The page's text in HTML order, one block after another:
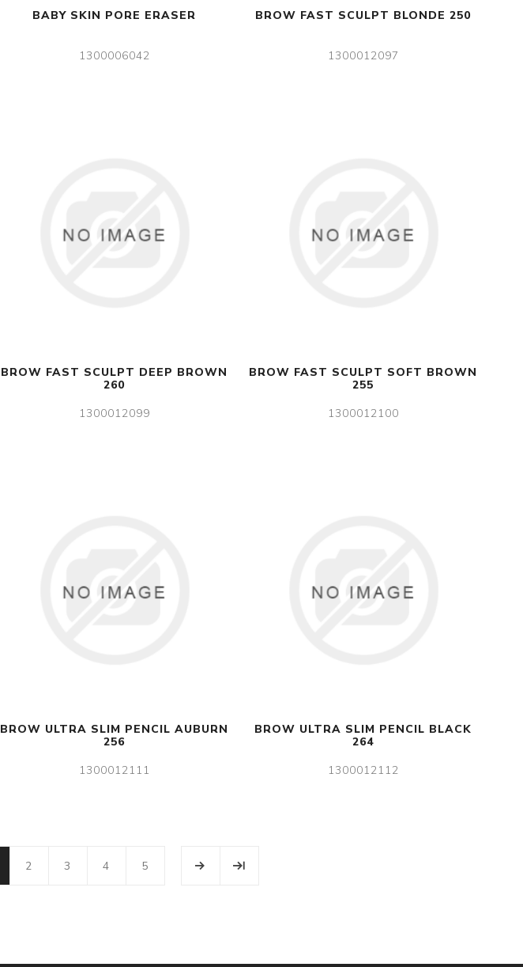
BABY SKIN PORE ERASER
1300006042
BROW FAST SCULPT BLONDE 250
1300012097
BROW FAST SCULPT DEEP BROWN
260
1300012099
BROW FAST SCULPT SOFT BROWN
255
1300012100
BROW ULTRA SLIM PENCIL AUBURN
256
1300012111
BROW ULTRA SLIM PENCIL BLACK
264
1300012112
2 3 4 5